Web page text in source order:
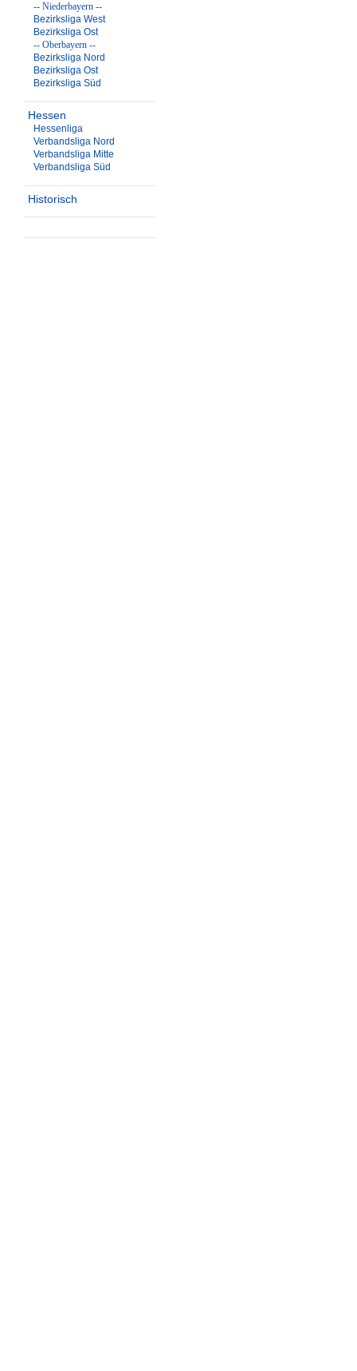
-- Niederbayern --
Bezirksliga West
Bezirksliga Ost
-- Oberbayern --
Bezirksliga Nord
Bezirksliga Ost
Bezirksliga Süd
Hessen
Hessenliga
Verbandsliga Nord
Verbandsliga Mitte
Verbandsliga Süd
Historisch